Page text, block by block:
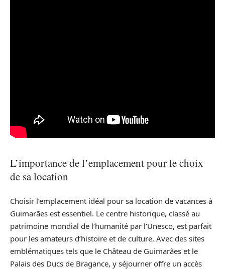
L’importance de l’emplacement pour le choix
de sa location
Choisir l’emplacement idéal pour sa location de vacances à
Guimarães est essentiel. Le centre historique, classé au
patrimoine mondial de l’humanité par l’Unesco, est parfait
pour les amateurs d’histoire et de culture. Avec des sites
emblématiques tels que le Château de Guimarães et le
Palais des Ducs de Bragance, y séjourner offre un accès